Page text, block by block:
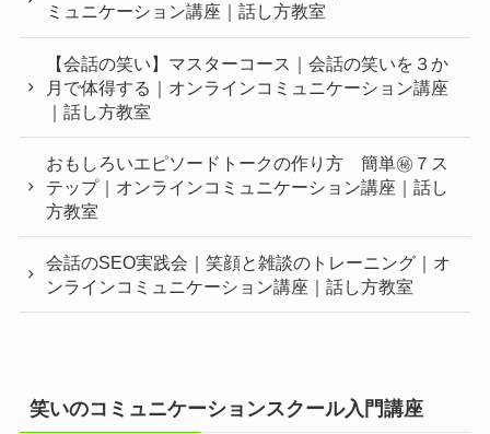
ミュニケーション講座｜話し方教室
【会話の笑い】マスターコース｜会話の笑いを３か
月で体得する｜オンラインコミュニケーション講座
｜話し方教室
おもしろいエピソードトークの作り方 簡単㊙︎７ス
テップ｜オンラインコミュニケーション講座｜話し
方教室
会話のSEO実践会｜笑顔と雑談のトレーニング｜オ
ンラインコミュニケーション講座｜話し方教室
笑いのコミュニケーションスクール入門講座